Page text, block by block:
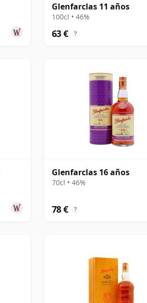
Glenfarclas 11 años
100cl • 46%
63 € ?
Glenfarclas 16 años
70cl • 46%
78 € ?